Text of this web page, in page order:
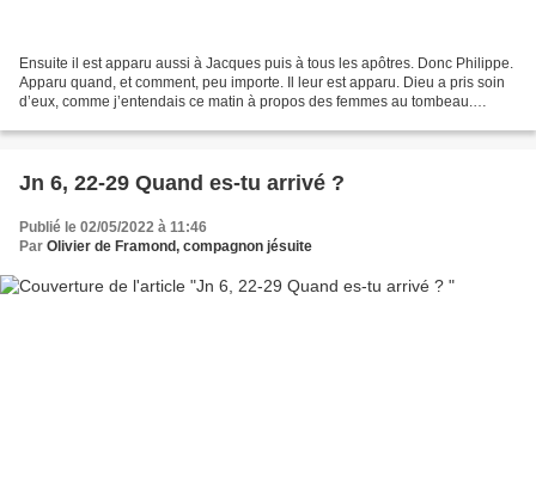
Ensuite il est apparu aussi à Jacques puis à tous les apôtres. Donc Philippe.
Apparu quand, et comment, peu importe. Il leur est apparu. Dieu a pris soin
d’eux, comme j’entendais ce matin à propos des femmes au tombeau.
Jn 6, 22-29 Quand es-tu arrivé ?
Publié le 02/05/2022 à 11:46
Par Olivier de Framond, compagnon jésuite